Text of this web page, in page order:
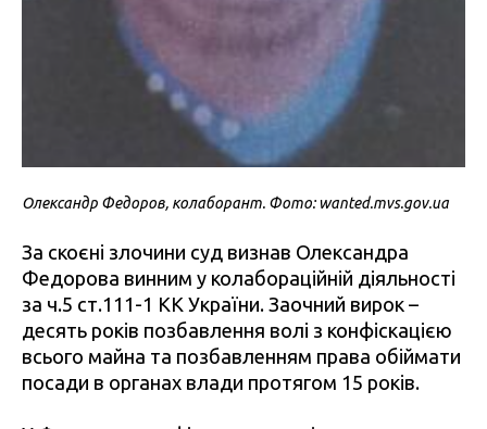
Олександр Федоров, колаборант. Фото: wanted.mvs.gov.ua
За скоєні злочини суд визнав Олександра
Федорова винним у колабораційній діяльності
за ч.5 ст.111-1 КК України. Заочний вирок –
десять років позбавлення волі з конфіскацією
всього майна та позбавленням права обіймати
посади в органах влади протягом 15 років.